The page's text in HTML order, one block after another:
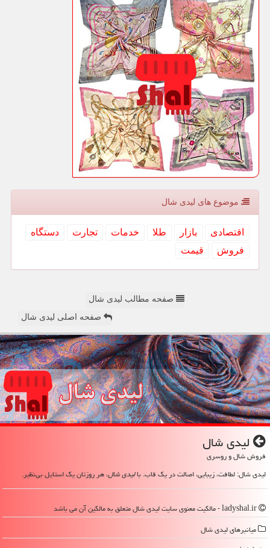
موضوع های لیدی شال
اقتصادی بازار طلا خدمات تجارت
دستگاه
فروش
قیمت
صفحه مطالب لیدی شال
صفحه اصلی لیدی شال
لیدی شال
فروش شال و روسری
لیدی شال: لطافت، زیبایی، اصالت در یک قاب. بالیدی شال، هر روزتان یک استایل بی‌نظیر.
میانبرهای لیدی شال